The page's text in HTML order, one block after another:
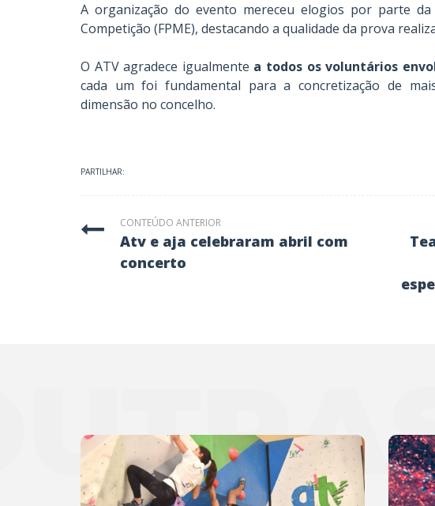
A organização do evento mereceu elogios por parte da
Competição (FPME), destacando a qualidade da prova
O ATV agradece igualmente a todos os voluntários
cada um foi fundamental para a concretização de
dimensão no concelho.
PARTILHAR:
CONTEÚDO ANTERIOR
atv e aja celebraram abril com
concerto
teatro, comunidade e criação